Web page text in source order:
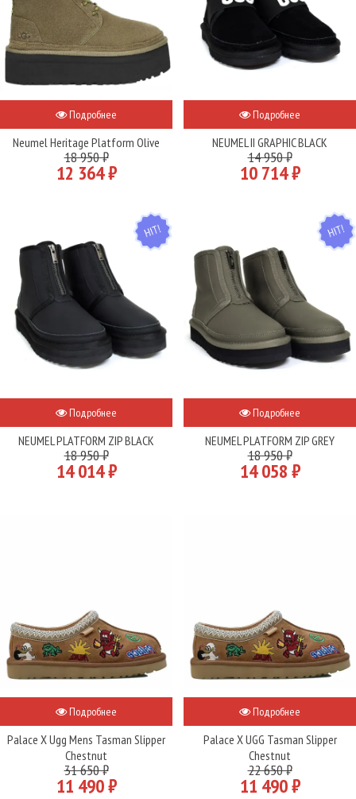
Подробнее
Neumel Heritage Platform Olive
18 950 ₽
12 364 ₽
Подробнее
NEUMEL II GRAPHIC BLACK
14 950 ₽
10 714 ₽
HIT
Подробнее
NEUMEL PLATFORM ZIP BLACK
18 950 ₽
14 014 ₽
HIT
Подробнее
NEUMEL PLATFORM ZIP GREY
18 950 ₽
14 058 ₽
Подробнее
Palace X Ugg Mens Tasman Slipper
Chestnut
31 650 ₽
11 490 ₽
Подробнее
Palace X UGG Tasman Slipper
Chestnut
22 650 ₽
11 490 ₽